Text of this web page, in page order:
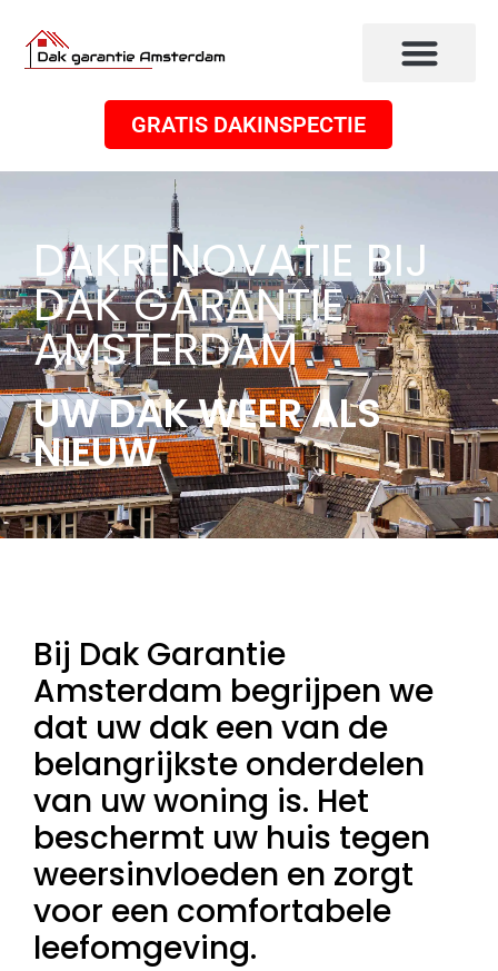
GRATIS DAKINSPECTIE
DAKRENOVATIE BIJ
DAK GARANTIE
AMSTERDAM
UW DAK WEER ALS
NIEUW
Bij Dak Garantie
Amsterdam begrijpen we
dat uw dak een van de
belangrijkste onderdelen
van uw woning is. Het
beschermt uw huis tegen
weersinvloeden en zorgt
voor een comfortabele
leefomgeving.